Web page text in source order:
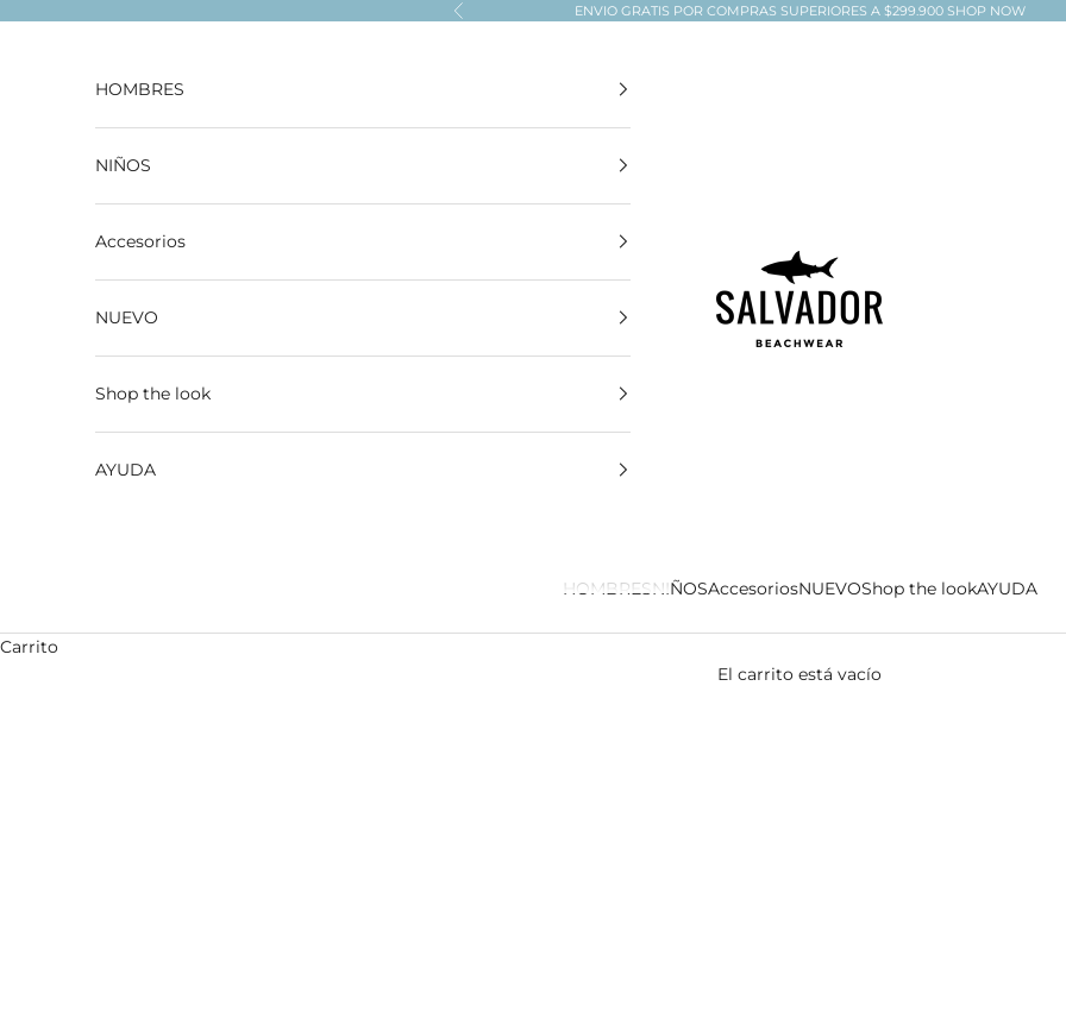
Anterior ENVIO GRATIS POR COMPRAS SUPERIORES A $299.900 SHOP NOW
Salvador Beachwear
HOMBRESNIÑOSAccesoriosNUEVOShop the lookAYUDA
HOMBRES
NIÑOS
Accesorios
NUEVO
Shop the look
AYUDA
Carrito
El carrito está vacío
PANTALONES BFW